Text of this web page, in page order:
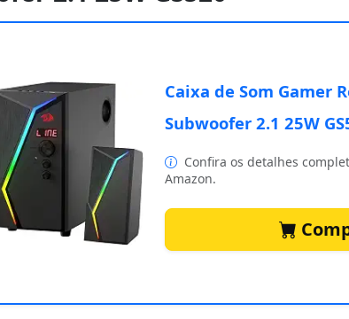
Caixa de Som Gamer
Subwoofer 2.1 25W
Confira os detalhes
Amazon.